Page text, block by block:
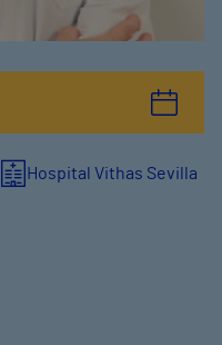
Hospital Vithas Sevilla